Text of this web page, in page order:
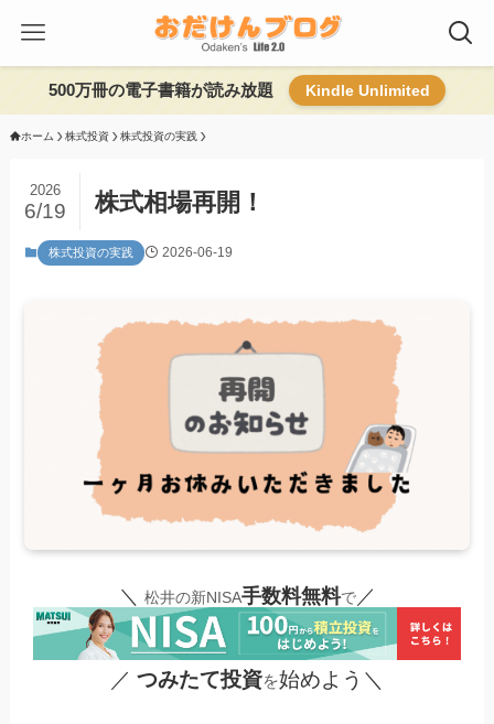
500万冊の電子書籍が読み放題 Kindle Unlimited
ホーム 株式投資 株式投資の実践
株式相場再開！
2026
6/19
株式投資の実践 2026-06-19
＼ 松井の新NISA手数料無料で／
／ つみたて投資を始めよう＼